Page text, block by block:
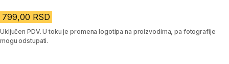
799,00 RSD
Uključen PDV. U toku je promena logotipa na proizvodima, pa fotografije
mogu odstupati.